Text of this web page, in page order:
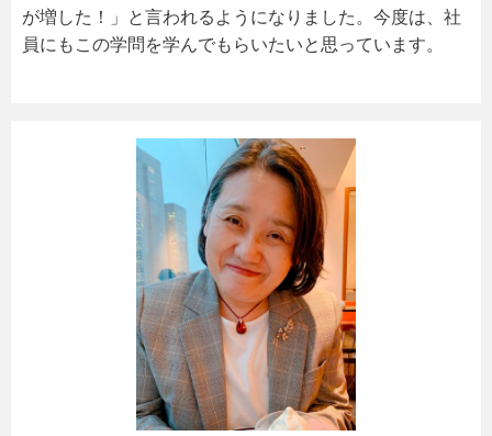
が増した！」と言われるようになりました。今度は、社
員にもこの学問を学んでもらいたいと思っています。